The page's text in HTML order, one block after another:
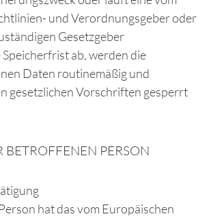
und Verordnungsgeber oder
Gesetzgeber
ab, werden die
Daten routinemäßig und
gesetzlichen Vorschriften gesperrt
BETROFFENEN PERSON
hat das vom Europäischen